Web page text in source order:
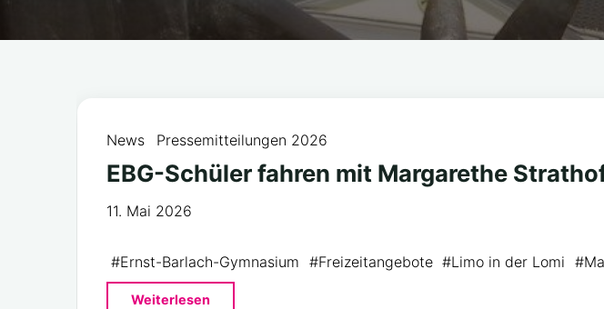
News Pressemitteilungen 2026
EBG-Schüler fahren mit Margarethe
11. Mai 2026
#Ernst-Barlach-Gymnasium #Freizeitangebote #Limo in der Lomi #
Weiterlesen